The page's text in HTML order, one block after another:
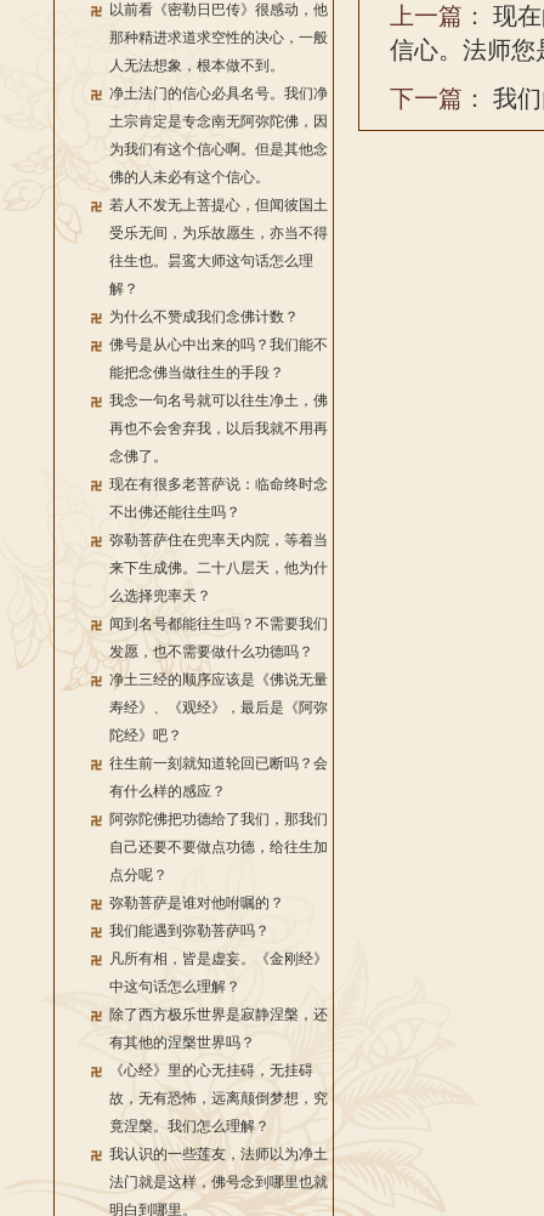
以前看《密勒日巴传》很感动，他
那种精进求道求空性的决心，一般
人无法想象，根本做不到。
净土法门的信心必具名号。我们净
土宗肯定是专念南无阿弥陀佛，因
为我们有这个信心啊。但是其他念
佛的人未必有这个信心。
若人不发无上菩提心，但闻彼国土
受乐无间，为乐故愿生，亦当不得
往生也。昙鸾大师这句话怎么理
解？
为什么不赞成我们念佛计数？
佛号是从心中出来的吗？我们能不
能把念佛当做往生的手段？
我念一句名号就可以往生净土，佛
再也不会舍弃我，以后我就不用再
念佛了。
现在有很多老菩萨说：临命终时念
不出佛还能往生吗？
弥勒菩萨住在兜率天内院，等着当
来下生成佛。二十八层天，他为什
么选择兜率天？
闻到名号都能往生吗？不需要我们
发愿，也不需要做什么功德吗？
净土三经的顺序应该是《佛说无量
寿经》、《观经》，最后是《阿弥
陀经》吧？
往生前一刻就知道轮回已断吗？会
有什么样的感应？
阿弥陀佛把功德给了我们，那我们
自己还要不要做点功德，给往生加
点分呢？
弥勒菩萨是谁对他咐嘱的？
我们能遇到弥勒菩萨吗？
凡所有相，皆是虚妄。《金刚经》
中这句话怎么理解？
除了西方极乐世界是寂静涅槃，还
有其他的涅槃世界吗？
《心经》里的心无挂碍，无挂碍
故，无有恐怖，远离颠倒梦想，究
竟涅槃。我们怎么理解？
我认识的一些莲友，法师以为净土
法门就是这样，佛号念到哪里也就
明白到哪里。
上一篇： 现
信心。法师您
下一篇： 我